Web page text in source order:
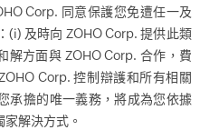
Corp. 同意保護您免遭任一及
(i) 及時向 ZOHO Corp. 提供此類
解方面與 ZOHO Corp. 合作，費
Corp. 控制辯護和所有相關
承擔的唯一義務，將成為您依據
解決方式。